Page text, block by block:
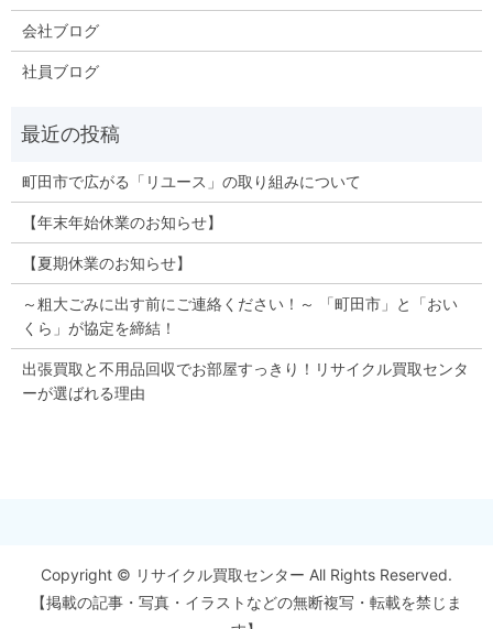
会社ブログ
社員ブログ
町田市で広がる「リユース」の取り組みについて
【年末年始休業のお知らせ】
【夏期休業のお知らせ】
～粗大ごみに出す前にご連絡ください！～ 「町田市」と「おい
くら」が協定を締結！
出張買取と不用品回収でお部屋すっきり！リサイクル買取センタ
ーが選ばれる理由
Copyright © リサイクル買取センター All Rights Reserved.
【掲載の記事・写真・イラストなどの無断複写・転載を禁じま